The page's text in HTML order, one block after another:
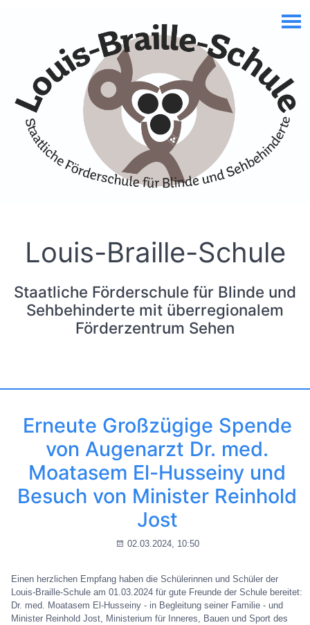
Louis-Braille-Schule
Staatliche Förderschule für Blinde und
Sehbehinderte mit überregionalem
Förderzentrum Sehen
Erneute Großzügige Spende
von Augenarzt Dr. med.
Moatasem El-Husseiny und
Besuch von Minister Reinhold
Jost
02.03.2024, 10:50
Einen herzlichen Empfang haben die Schülerinnen und Schüler der
Louis-Braille-Schule am 01.03.2024 für gute Freunde der Schule bereitet:
Dr. med. Moatasem El-Husseiny - in Begleitung seiner Familie - und
Minister Reinhold Jost, Ministerium für Inneres, Bauen und Sport des